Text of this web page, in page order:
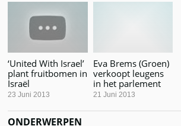
‘United With Israel’
plant fruitbomen in
Israël
23 Juni 2013
Eva Brems (Groen)
verkoopt leugens
in het parlement
21 Juni 2013
ONDERWERPEN